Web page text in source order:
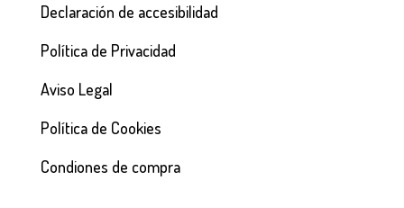
Declaración de accesibilidad
Política de Privacidad
Aviso Legal
Política de Cookies
Condiones de compra